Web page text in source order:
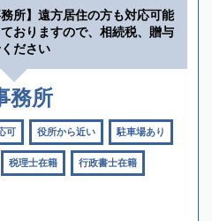
所】遠方居住の方も対応可能
おりますので、相続税、贈与
ださい
務所
可 役所から近い 駐車場あり
税理士在籍 行政書士在籍